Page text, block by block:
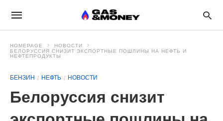
HOMEPAGE
НОВОСТИ
БЕЛОРУССИЯ СНИЗИТ ЭКСПОРТНЫЕ ПОШЛИНЫ НА НЕФТЬ И
НЕФТЕПРОДУКТЫ
БЕНЗИН НЕФТЬ НОВОСТИ
Белоруссия снизит